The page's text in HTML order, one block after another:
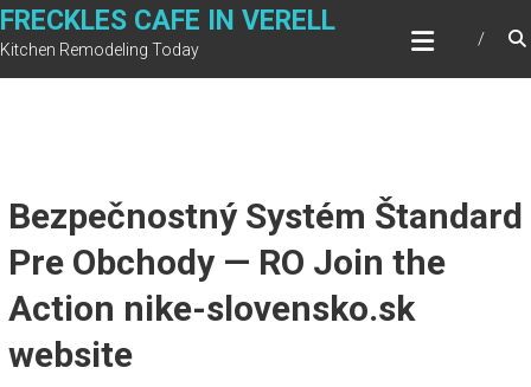
Skip
to
FRECKLES CAFE IN VERELL
Kitchen Remodeling Today
Bezpečnostný Systém Štandard
Pre Obchody — RO Join the
Action nike-slovensko.sk
website